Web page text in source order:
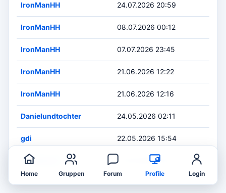
IronManHH 24.07.2026 20:59
IronManHH 08.07.2026 00:12
IronManHH 07.07.2026 23:45
IronManHH 21.06.2026 12:22
IronManHH 21.06.2026 12:16
Danielundtochter 24.05.2026 02:11
gdi 22.05.2026 15:54
IronManHH 15.04.2026 20:12
Home Gruppen Forum Profile Login